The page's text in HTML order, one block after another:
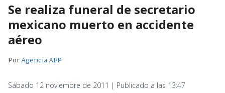
Se realiza funeral de secretario
mexicano muerto en accidente
aéreo
PorAgencia AFP
Sábado 12 noviembre de 2011 | Publicado a las 13:47